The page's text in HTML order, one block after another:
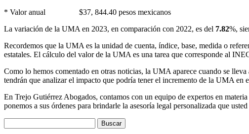
* Valor anual $37, 844.40 pesos mexicanos
La variación de la UMA en 2023, en comparación con 2022, es del 7.82%,
Recordemos que la UMA es la unidad de cuenta, índice, base, medida o
estatales. El cálculo del valor de la UMA es una tarea que corresponde al
Como lo hemos comentado en otras noticias, la UMA aparece cuando se
tendrán que analizar el impacto que podría tener el incremento de la UMA en
En Trejo Gutiérrez Abogados, contamos con un equipo de expertos en
ponemos a sus órdenes para brindarle la asesoría legal personalizada que